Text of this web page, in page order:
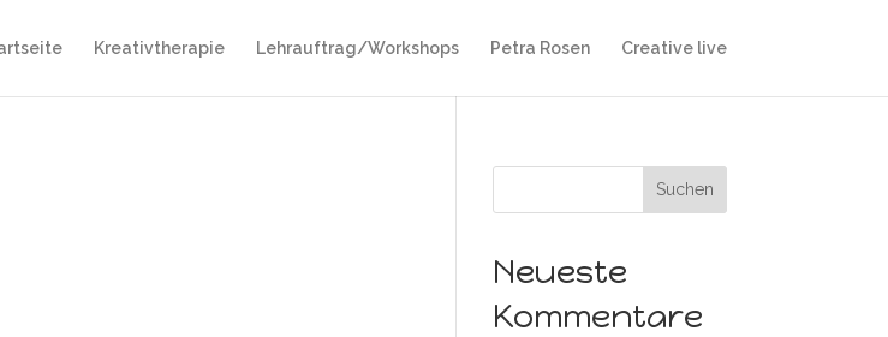
Kreativtherapie Lehrauftrag/Workshops Petra Rosen Creative live
Neueste
Kommentare